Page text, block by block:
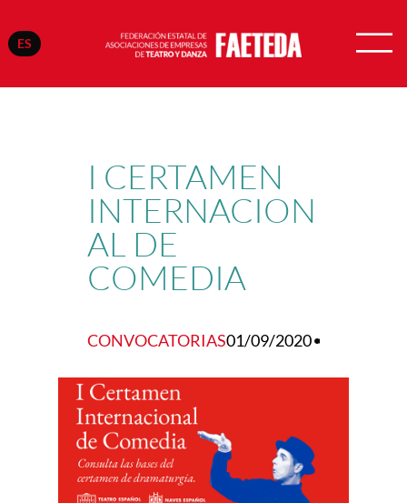
ES
Saltar
I CERTAMEN
INTERNACION
AL DE
COMEDIA
CONVOCATORIAS01/09/2020